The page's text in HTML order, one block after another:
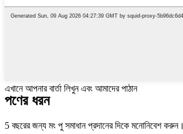
এখানে আপনার বার্তা লিখুন এবং আমাদের পাঠান
পণের ধরন
5 বছরের জন্য মং পু সমাধান প্রদানের দিকে মনোনিবেশ করুন।